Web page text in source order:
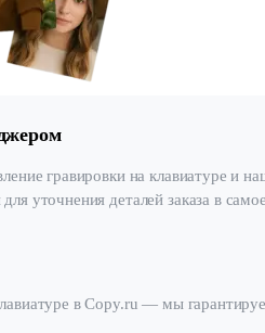
гравировки на клавиатуре и
уточнения деталей заказа в
в Copy.ru — мы